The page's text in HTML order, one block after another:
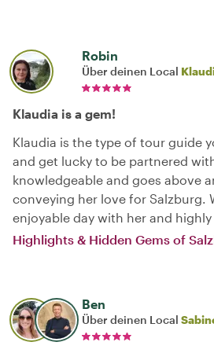
Robin
Über deinen Local
Klaudia is a gem!
Klaudia is the type of tour guide
and get lucky to be partnered
knowledgeable and goes above
conveying her love for Salzburg.
enjoyable day with her and highly
Highlights & Hidden Gems of
Ben
Über deinen Local